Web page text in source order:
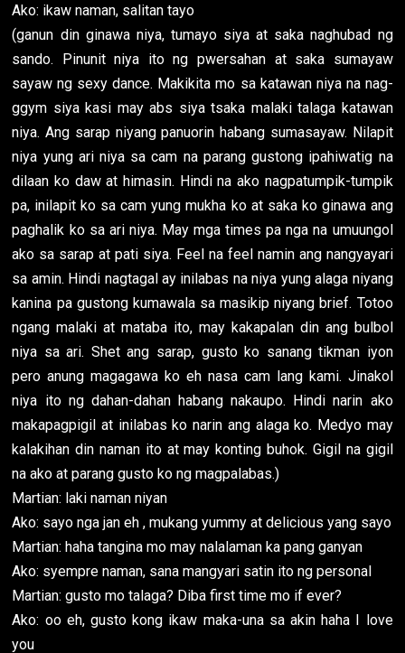
Ako: ikaw naman, salitan tayo
(ganun din ginawa niya, tumayo siya at saka naghubad ng
sando. Pinunit niya ito ng pwersahan at saka sumayaw
sayaw ng sexy dance. Makikita mo sa katawan niya na nag-
ggym siya kasi may abs siya tsaka malaki talaga katawan
niya. Ang sarap niyang panuorin habang sumasayaw. Nilapit
niya yung ari niya sa cam na parang gustong ipahiwatig na
dilaan ko daw at himasin. Hindi na ako nagpatumpik-tumpik
pa, inilapit ko sa cam yung mukha ko at saka ko ginawa ang
paghalik ko sa ari niya. May mga times pa nga na umuungol
ako sa sarap at pati siya. Feel na feel namin ang nangyayari
sa amin. Hindi nagtagal ay inilabas na niya yung alaga niyang
kanina pa gustong kumawala sa masikip niyang brief. Totoo
ngang malaki at mataba ito, may kakapalan din ang bulbol
niya sa ari. Shet ang sarap, gusto ko sanang tikman iyon
pero anung magagawa ko eh nasa cam lang kami. Jinakol
niya ito ng dahan-dahan habang nakaupo. Hindi narin ako
makapagpigil at inilabas ko narin ang alaga ko. Medyo may
kalakihan din naman ito at may konting buhok. Gigil na gigil
na ako at parang gusto ko ng magpalabas.)
Martian: laki naman niyan
Ako: sayo nga jan eh , mukang yummy at delicious yang sayo
Martian: haha tangina mo may nalalaman ka pang ganyan
Ako: syempre naman, sana mangyari satin ito ng personal
Martian: gusto mo talaga? Diba first time mo if ever?
Ako: oo eh, gusto kong ikaw maka-una sa akin haha I love
you